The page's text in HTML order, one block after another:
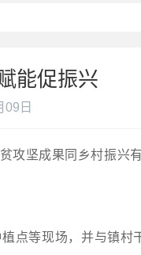
能促振兴
09日
攻坚成果同乡村振兴
点等现场，并与镇